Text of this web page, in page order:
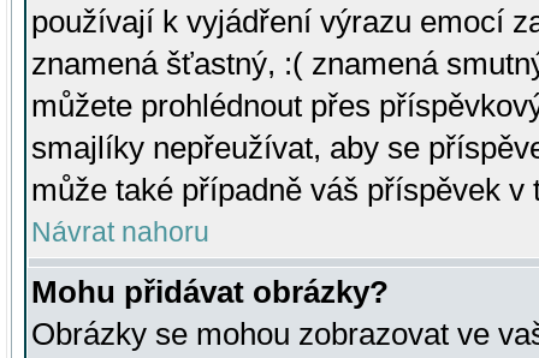
používají k vyjádření výrazu emocí
znamená šťastný, :( znamená
můžete prohlédnout přes
smajlíky nepřeužívat, aby se
může také případně váš příspěvek v
Návrat nahoru
Mohu přidávat obrázky?
Obrázky se mohou zobrazovat ve